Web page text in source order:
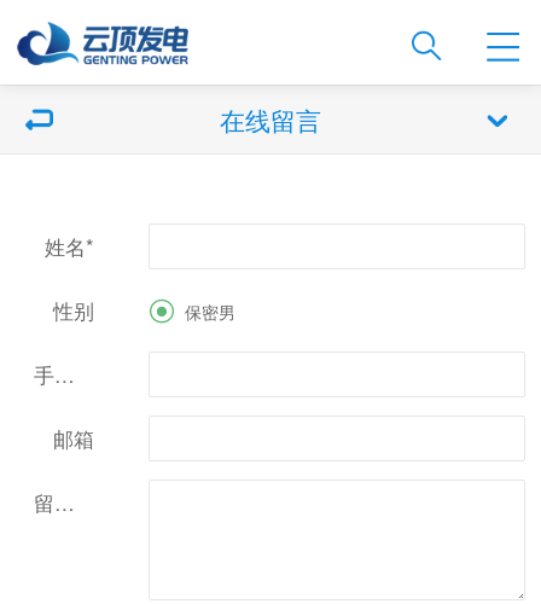
在线留言
姓名*
性别  保密男
手机号
邮箱
留言内容